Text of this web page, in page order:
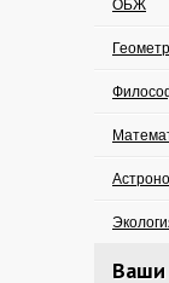
ОБЖ
Ваши